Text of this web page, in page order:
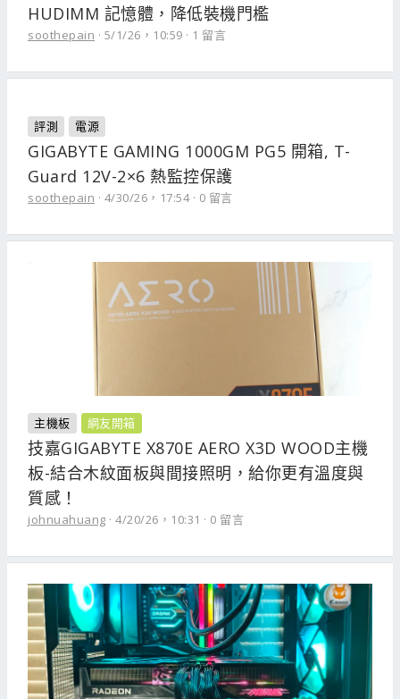
HUDIMM 記憶體，降低裝機門檻
soothepain 5/1/26，10:59 1 留言
評測 電源
GIGABYTE GAMING 1000GM PG5 開箱, T-
Guard 12V-2×6 熱監控保護
soothepain 4/30/26，17:54 0 留言
主機板 網友開箱
技嘉GIGABYTE X870E AERO X3D WOOD主機
板-結合木紋面板與間接照明，給你更有溫度與
質感！
johnuahuang 4/20/26，10:31 0 留言